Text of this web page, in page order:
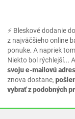
⚡ Bleskové dodanie
z najväčšieho online
ponuke. A napriek
Niekto bol rýchlejší...
svoju e-mailovú
znova dostane,
vybrať z podobných